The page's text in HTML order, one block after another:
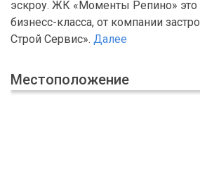
эскроу. ЖК «Моменты Репино»
бизнесс-класса, от компании
Строй Сервис». Далее
Местоположение